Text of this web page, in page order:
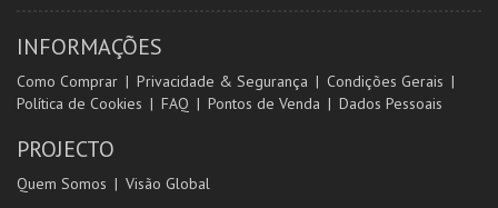
INFORMAÇÕES
Como Comprar Privacidade & Segurança
Condições Gerais
Política de Cookies
FAQ Pontos de Venda Dados Pessoais
PROJECTO
Quem Somos Visão Global